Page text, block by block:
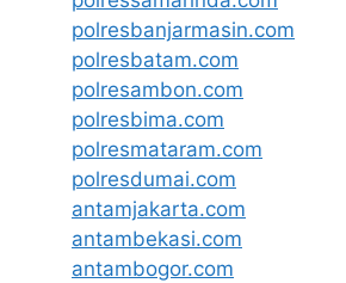
polresbanjarmasin.com
polresbatam.com
polresambon.com
polresbima.com
polresmataram.com
polresdumai.com
antamjakarta.com
antambekasi.com
antambogor.com